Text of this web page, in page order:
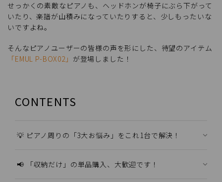
せっかくの素敵なピアノも、ヘッドホンが椅子にぶら下がって
いたり、楽譜が山積みになっていたりすると、少しもったいな
いですよね。
そんなピアノユーザーの皆様の声を形にした、待望のアイテム
「EMUL P-BOX02」 が登場しました！
CONTENTS
💡 ピアノ周りの「3大お悩み」をこれ1台で解決！
📢 「収納だけ」の単品購入、大歓迎です！